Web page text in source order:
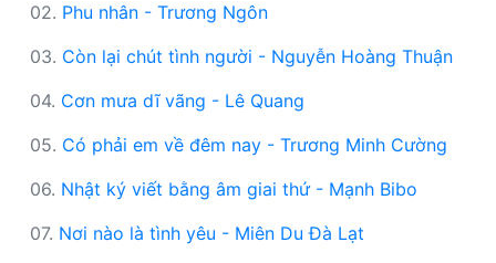
02. Phu nhân - Trương Ngôn
03. Còn lại chút tình người - Nguyễn Hoàng Thuận
04. Cơn mưa dĩ vãng - Lê Quang
05. Có phải em về đêm nay - Trương Minh Cường
06. Nhật ký viết bằng âm giai thứ - Mạnh Bibo
07. Nơi nào là tình yêu - Miên Du Đà Lạt